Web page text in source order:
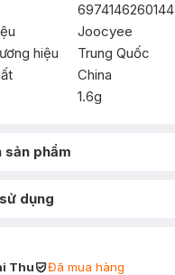
6974146260144
Joocyee
hiệu
Trung Quốc
China
1.6g
sản phẩm
dụng
Thu
Đã mua hàng